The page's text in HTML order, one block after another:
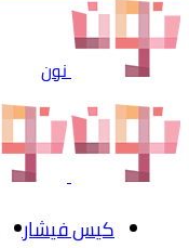
نون
كيس فيشار